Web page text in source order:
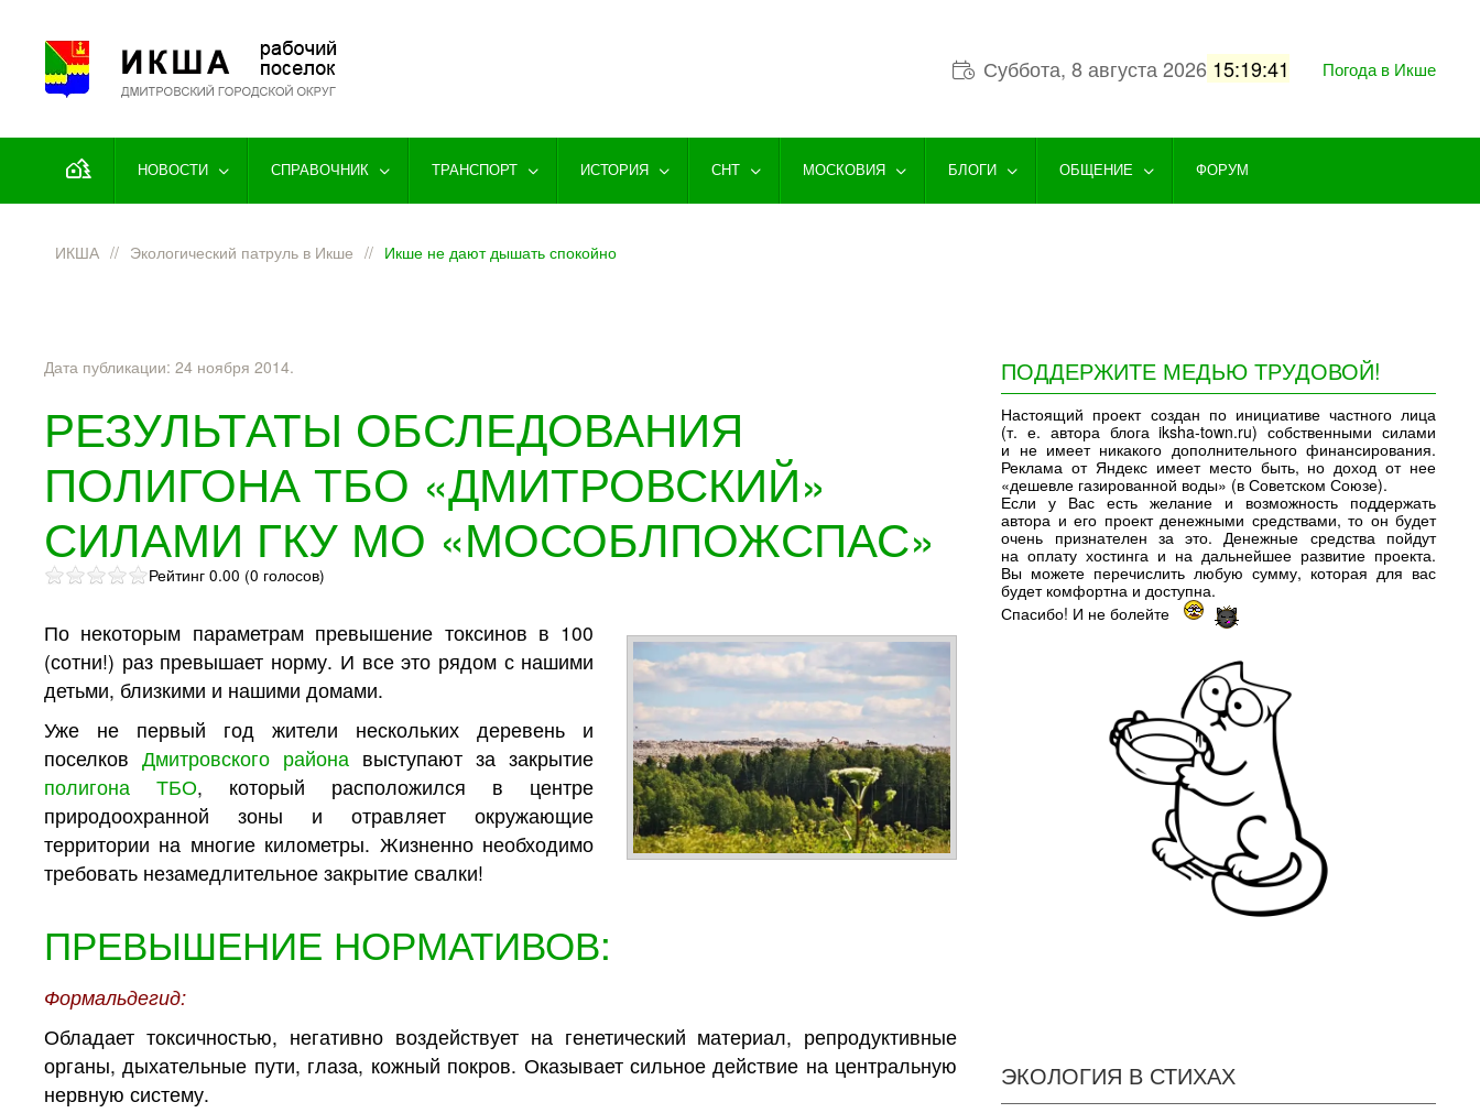
Перейти к содержимому Суббота, 8 августа 2026 15:19:42 Погода в Икше
НОВОСТИ СПРАВОЧНИК ТРАНСПОРТ ИСТОРИЯ СНТ МОСКОВИЯ БЛОГИ ОБЩЕНИЕ ФОРУМ
ИКША Экологический патруль в Икше Икше не дают дышать спокойно
Дата публикации: 24 ноября 2014.
РЕЗУЛЬТАТЫ ОБСЛЕДОВАНИЯ
ПОЛИГОНА ТБО «ДМИТРОВСКИЙ»
СИЛАМИ ГКУ МО «МОСОБЛПОЖСПАС»
Рейтинг 0.00 (0 голосов)
По некоторым параметрам превышение токсинов в 100
(сотни!) раз превышает норму. И все это рядом с нашими
детьми, близкими и нашими домами.
Уже не первый год жители нескольких деревень и
поселковДмитровского района выступают за закрытие
полигона ТБО, который расположился в центре
природоохранной зоны и отравляет окружающие
территории на многие километры. Жизненно необходимо
требовать незамедлительное закрытие свалки!
ПРЕВЫШЕНИЕ НОРМАТИВОВ:
Формальдегид:
Обладает токсичностью, негативно воздействует на генетический материал, репродуктивные
органы, дыхательные пути, глаза, кожный покров. Оказывает сильное действие на центральную
нервную систему.
ПОДДЕРЖИТЕ МЕДЬЮ ТРУДОВОЙ!
Настоящий проект создан по инициативе частного лица
(т. е. автора блога iksha-town.ru) собственными силами
и не имеет никакого дополнительного финансирования.
Реклама от Яндекс имеет место быть, но доход от нее
«дешевле газированной воды» (в Советском Союзе).
Если у Вас есть желание и возможность поддержать
автора и его проект денежными средствами, то он будет
очень признателен за это. Денежные средства пойдут
на оплату хостинга и на дальнейшее развитие проекта.
Вы можете перечислить любую сумму, которая для вас
будет комфортна и доступна.
Спасибо! И не болейте
ЭКОЛОГИЯ В СТИХАХ